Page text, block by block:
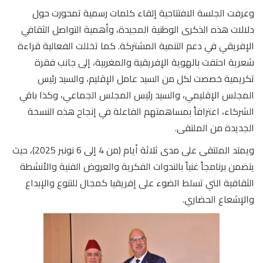
وعرفت الجلسة الافتتاحية إلقاء كلمات رسمية تمحورت حول
دلالات هذه الذكرى الوطنية المجيدة، وأهمية التواصل الثقافي
الإفريقي في دعم التنمية المشتركة. كما تخللت الفعالية قراءة
شعرية احتفت بالهوية الإفريقية والمغربية، إلى جانب فقرة
تكريمية خصصت لكل من السيد عامل الإقليم، والسيد رئيس
المجلس الإقليمي، والسيد رئيس المجلس الجماعي، وكذا باقي
الشركاء، اعترافاً بمساهمتهم الفاعلة في إنجاح هذه النسخة
الجديدة من الملتقى.
ويمتد الملتقى على مدى ثلاثة أيام (من 4 إلى 6 نونبر 2025)، حيث
يتضمن برنامجاً غنياً بالندوات الفكرية والعروض الفنية والأنشطة
الثقافية التي تسلط الضوء على إفريقيا كمجال للتنوع والإبداع
والإشعاع الحضاري.